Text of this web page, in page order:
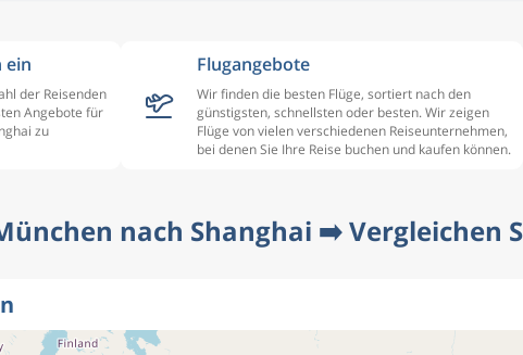
ein
der Reisenden
Angebote für
zu
Flugangebote
Wir finden die besten Flüge, sortiert nach den
günstigsten, schnellsten oder besten. Wir zeigen
Flüge von vielen verschiedenen Reiseunternehmen,
bei denen Sie Ihre Reise buchen und kaufen können.
nach Shanghai ➡️ Vergleichen